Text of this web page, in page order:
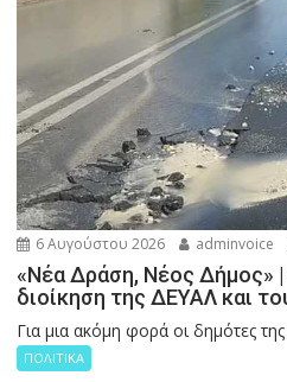
6 Αυγούστου 2026 adminvoice
«Νέα Δράση, Νέος Δήμος»
διοίκηση της ΔΕΥΑΛ και
Για μια ακόμη φορά οι δημότες
ΠΟΛΙΤΙΚΑ